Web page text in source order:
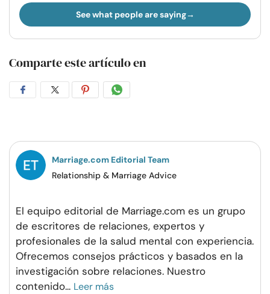
See what people are saying
Comparte este artículo en
CompartirCompartirCompartirCompartir
Marriage.com Editorial Team
Relationship & Marriage Advice
El equipo editorial de Marriage.com es un grupo
de escritores de relaciones, expertos y
profesionales de la salud mental con experiencia.
Ofrecemos consejos prácticos y basados en la
investigación sobre relaciones. Nuestro
contenido... Leer más